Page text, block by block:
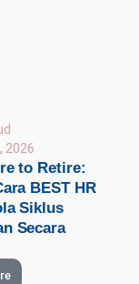
2026
to Retire:
BEST HR
Siklus
Secara